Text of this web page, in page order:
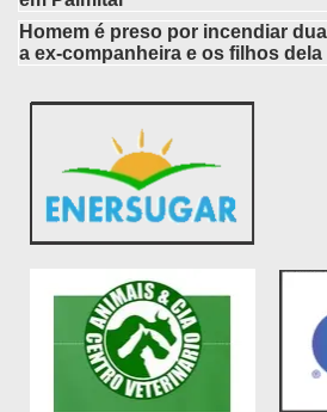
Homem é preso por incendiar
a ex-companheira e os filhos dela